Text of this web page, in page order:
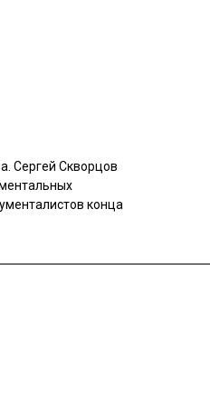
Сергей Скворцов
конца